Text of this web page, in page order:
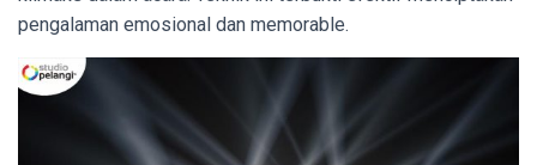
pengalaman emosional dan memorable.